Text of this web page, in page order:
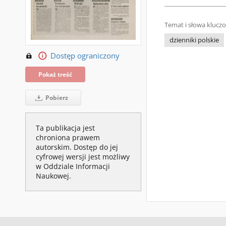
Dostęp ograniczony
Pokaż treść
Pobierz
Ta publikacja jest
chroniona prawem
autorskim. Dostęp do jej
cyfrowej wersji jest możliwy
w Oddziale Informacji
Naukowej.
Temat i słowa
dzienniki polskie